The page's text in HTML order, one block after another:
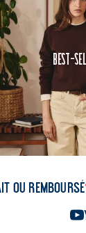
Best-
ou remboursé